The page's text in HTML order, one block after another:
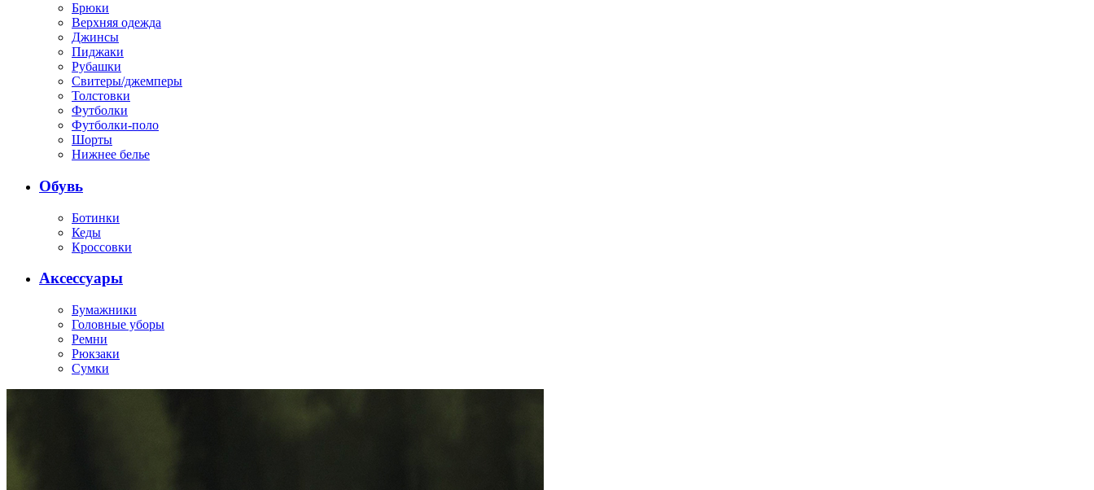
Брюки
Верхняя одежда
Джинсы
Пиджаки
Рубашки
Свитеры/джемперы
Толстовки
Футболки
Футболки-поло
Шорты
Нижнее белье
Обувь
Ботинки
Кеды
Кроссовки
Аксессуары
Бумажники
Головные уборы
Ремни
Рюкзаки
Сумки